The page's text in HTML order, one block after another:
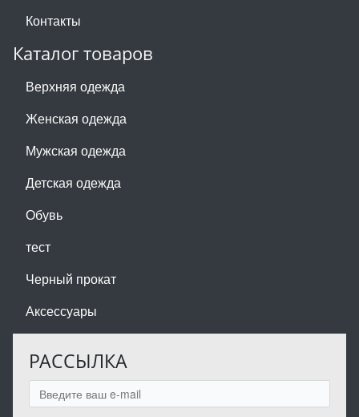
Контакты
Каталог товаров
Верхняя одежда
Женская одежда
Мужская одежда
Детская одежда
Обувь
тест
Черный прокат
Аксессуары
РАССЫЛКА